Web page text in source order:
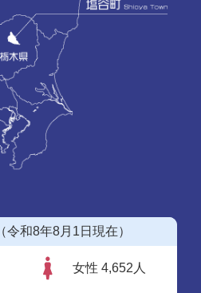
（令和8年8月1日現在）
女性 4,652人